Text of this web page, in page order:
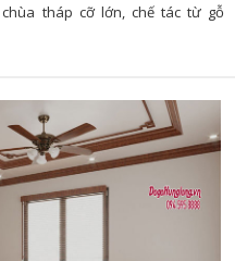
tháp cỡ lớn, chế tác từ gỗ